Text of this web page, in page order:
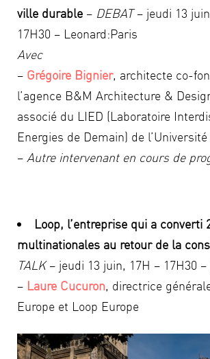
ville durable – DEBAT– jeudi 13
17H30 – Leonard:Paris
Avec
– Grégoire Bignier, architecte co-
l’agence B&M Architecture &
associé du LIED (Laboratoire
Energies de Demain) de
– Autre intervenant en cours de
Loop, l’entreprise qui a converti
multinationales au retour de la
TALK– jeudi 13 juin, 17H – 17H30
– Laure Cucuron, directrice
Europe et Loop Europe